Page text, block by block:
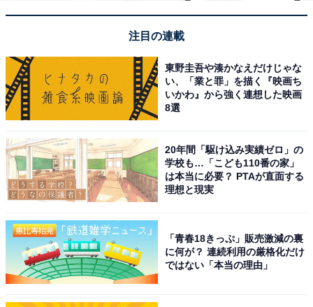
注目の連載
東野圭吾や湊かなえだけじゃな
い、「業と罪」を描く『映画ち
いかわ』から強く連想した映画
8選
20年間「駆け込み実績ゼロ」の
学校も…「こども110番の家」
は本当に必要？ PTAが直面する
理想と現実
「青春18きっぷ」販売激減の裏
に何が？ 連続利用の厳格化だけ
ではない「本当の理由」